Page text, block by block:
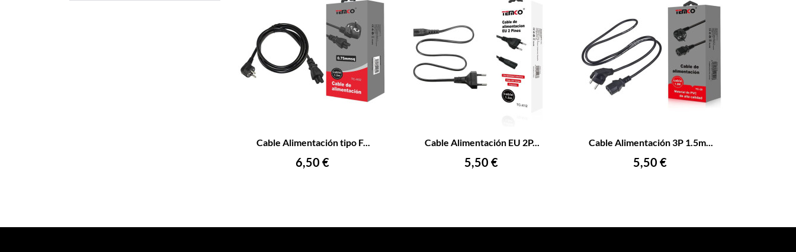
Cable Alimentación tipo F...
Precio
6,50 €
AÑADIR AL CARRITO
Cable Alimentación EU 2P...
Precio
5,50 €
AÑADIR AL CARRITO
Cable Alimentación 3P 1.5m...
Precio
5,50 €
AÑADIR AL CARRITO